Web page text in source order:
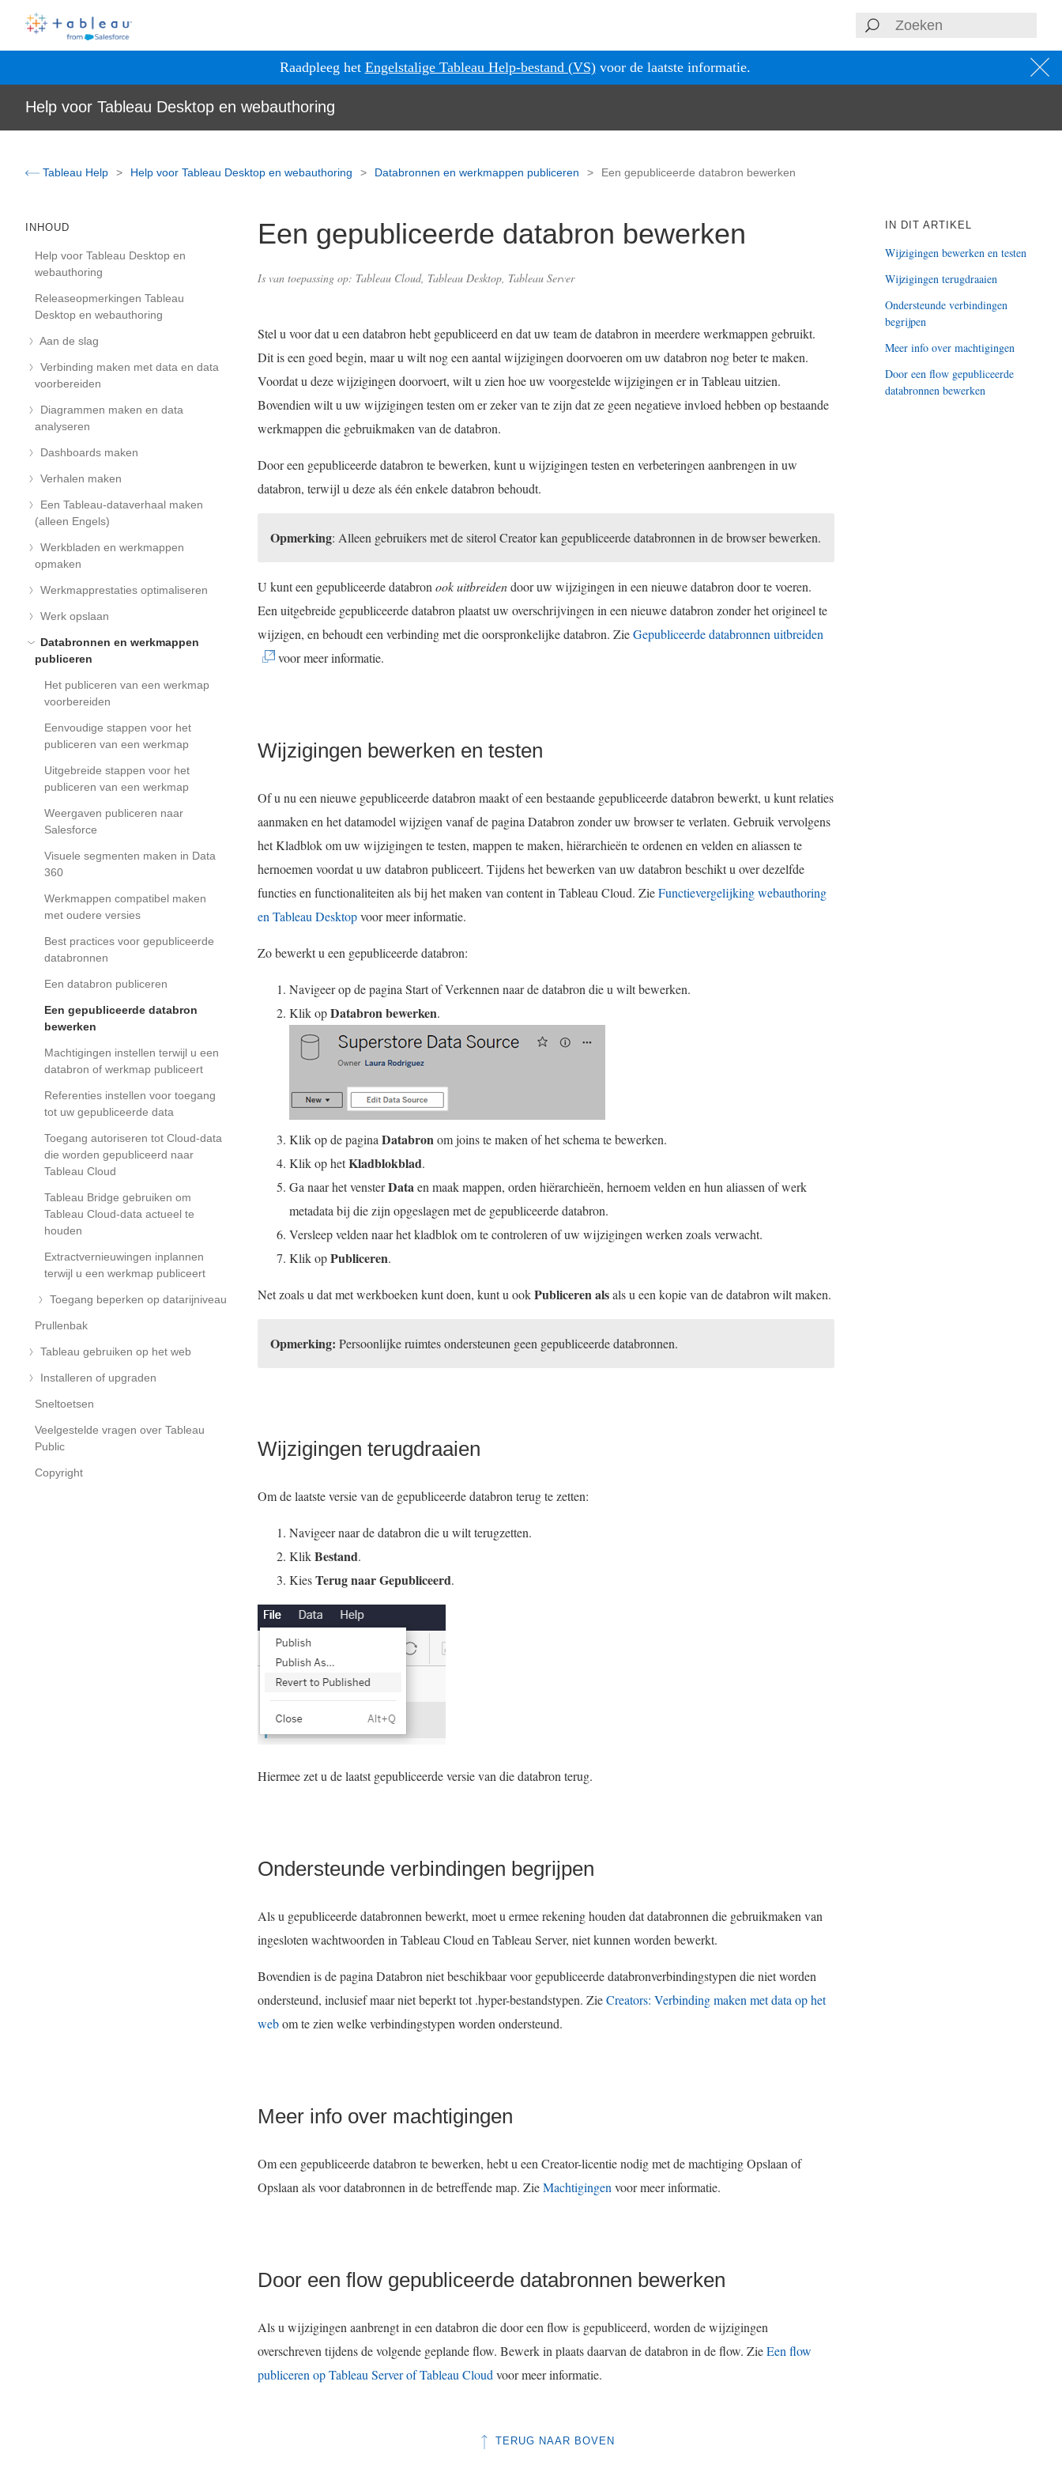
Raadpleeg het Engelstalige Tableau Help-bestand (VS)voor de laatste informatie.
Help voor Tableau Desktop en webauthoring
Tableau Help Help voor Tableau Desktop en webauthoring Databronnen en werkmappen publiceren Een gepubliceerde databron bewerken
INHOUD
Help voor Tableau Desktop en
webauthoring
Releaseopmerkingen Tableau
Desktop en webauthoring
Aan de slag
Verbinding maken met data en data
voorbereiden
Diagrammen maken en data
analyseren
Dashboards maken
Verhalen maken
Een Tableau-dataverhaal maken
(alleen Engels)
Werkbladen en werkmappen
opmaken
Werkmapprestaties optimaliseren
Werk opslaan
Databronnen en werkmappen
publiceren
Het publiceren van een werkmap
voorbereiden
Eenvoudige stappen voor het
publiceren van een werkmap
Uitgebreide stappen voor het
publiceren van een werkmap
Weergaven publiceren naar
Salesforce
Visuele segmenten maken in Data
360
Werkmappen compatibel maken
met oudere versies
Best practices voor gepubliceerde
databronnen
Een databron publiceren
Een gepubliceerde databron
bewerken
Machtigingen instellen terwijl u een
databron of werkmap publiceert
Referenties instellen voor toegang
tot uw gepubliceerde data
Toegang autoriseren tot Cloud-data
die worden gepubliceerd naar
Tableau Cloud
Tableau Bridge gebruiken om
Tableau Cloud-data actueel te
houden
Extractvernieuwingen inplannen
terwijl u een werkmap publiceert
Toegang beperken op datarijniveau
Prullenbak
Tableau gebruiken op het web
Installeren of upgraden
Sneltoetsen
Veelgestelde vragen over Tableau
Public
Copyright
Een gepubliceerde databron bewerken
Is van toepassing op: Tableau Cloud, Tableau Desktop, Tableau Server
Stel u voor dat u een databron hebt gepubliceerd en dat uw team de databron in meerdere werkmappen gebruikt.
Dit is een goed begin, maar u wilt nog een aantal wijzigingen doorvoeren om uw databron nog beter te maken.
Voordat u deze wijzigingen doorvoert, wilt u zien hoe uw voorgestelde wijzigingen er in Tableau uitzien.
Bovendien wilt u uw wijzigingen testen om er zeker van te zijn dat ze geen negatieve invloed hebben op bestaande
werkmappen die gebruikmaken van de databron.
Door een gepubliceerde databron te bewerken, kunt u wijzigingen testen en verbeteringen aanbrengen in uw
databron, terwijl u deze als één enkele databron behoudt.
Opmerking: Alleen gebruikers met de siterolCreatorkan gepubliceerde databronnen in de browser bewerken.
U kunt een gepubliceerde databronook uitbreidendoor uw wijzigingen in een nieuwe databron door te voeren.
Een uitgebreide gepubliceerde databron plaatst uw overschrijvingen in een nieuwe databron zonder het origineel te
wijzigen, en behoudt een verbinding met die oorspronkelijke databron. ZieGepubliceerde databronnen uitbreiden
r
d
n
e
voor meer informatie.
Wijzigingen bewerken en testen
Of u nu een nieuwe gepubliceerde databron maakt of een bestaande gepubliceerde databron bewerkt, u kunt relaties
aanmaken en het datamodel wijzigen vanaf de pagina Databron zonder uw browser te verlaten. Gebruik vervolgens
het Kladblok om uw wijzigingen te testen, mappen te maken, hiërarchieën te ordenen en velden en aliassen te
hernoemen voordat u uw databron publiceert. Tijdens het bewerken van uw databron beschikt u over dezelfde
functies en functionaliteiten als bij het maken van content in Tableau Cloud. ZieFunctievergelijking webauthoring
en Tableau Desktopvoor meer informatie.
Zo bewerkt u een gepubliceerde databron:
Navigeer op de pagina Start of Verkennen naar de databron die u wilt bewerken.
Klik opDatabron bewerken.
Klik op de paginaDatabronom joins te maken of het schema te bewerken.
Klik op hetKladblokblad.
Ga naar het vensterDataen maak mappen, orden hiërarchieën, hernoem velden en hun aliassen of werk
metadata bij die zijn opgeslagen met de gepubliceerde databron.
Versleep velden naar het kladblok om te controleren of uw wijzigingen werken zoals verwacht.
Klik opPubliceren.
Net zoals u dat met werkboeken kunt doen, kunt u ookPubliceren alsals u een kopie van de databron wilt maken.
Opmerking: Persoonlijke ruimtes ondersteunen geen gepubliceerde databronnen.
Wijzigingen terugdraaien
Om de laatste versie van de gepubliceerde databron terug te zetten:
Navigeer naar de databron die u wilt terugzetten.
KlikBestand.
KiesTerug naar Gepubliceerd.
Hiermee zet u de laatst gepubliceerde versie van die databron terug.
Ondersteunde verbindingen begrijpen
Als u gepubliceerde databronnen bewerkt, moet u ermee rekening houden dat databronnen die gebruikmaken van
ingesloten wachtwoorden inTableau Cloud enTableau Server, niet kunnen worden bewerkt.
Bovendien is de pagina Databron niet beschikbaar voor gepubliceerde databronverbindingstypen die niet worden
ondersteund, inclusief maar niet beperkt tot .hyper-bestandstypen. ZieCreators: Verbinding maken met data op het
webom te zien welke verbindingstypen worden ondersteund.
Meer info over machtigingen
Om een gepubliceerde databron te bewerken, hebt u een Creator-licentie nodig met de machtiging Opslaan of
Opslaan als voor databronnen in de betreffende map. ZieMachtigingen voor meer informatie.
Door een flow gepubliceerde databronnen bewerken
Als u wijzigingen aanbrengt in een databron die door een flow is gepubliceerd, worden de wijzigingen
overschreven tijdens de volgende geplande flow. Bewerk in plaats daarvan de databron in de flow. ZieEen flow
publiceren op Tableau Server of Tableau Cloud voor meer informatie.
TERUG NAAR BOVEN
IN DIT ARTIKEL
Wijzigingen bewerken en testen
Wijzigingen terugdraaien
Ondersteunde verbindingen
begrijpen
Meer info over machtigingen
Door een flow gepubliceerde
databronnen bewerken